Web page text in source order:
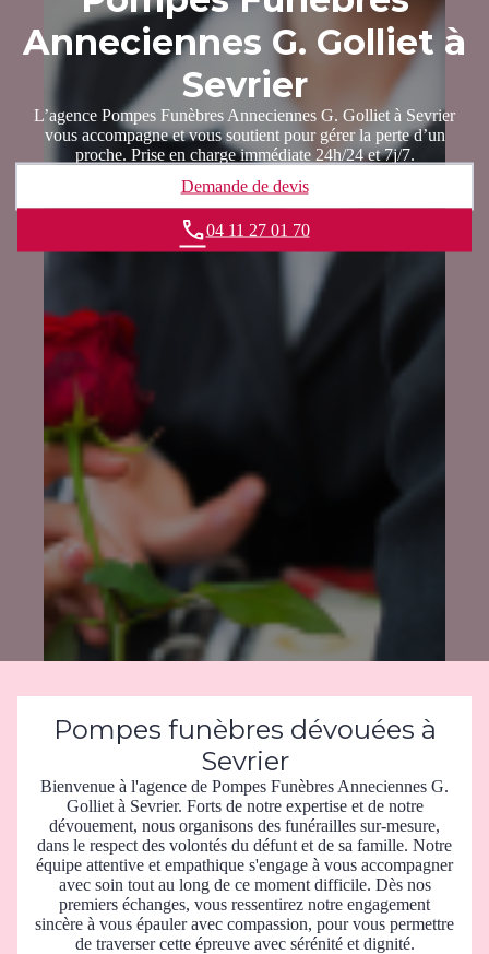
Anneciennes G. Golliet à
Sevrier
L’agence Pompes Funèbres Anneciennes G. Golliet à Sevrier
vous accompagne et vous soutient pour gérer la perte d’un
proche. Prise en charge immédiate 24h/24 et 7j/7.
Demande de devis
04 11 27 01 70
Pompes funèbres dévouées à
Sevrier
Bienvenue à l'agence de Pompes Funèbres Anneciennes G.
Golliet à Sevrier. Forts de notre expertise et de notre
dévouement, nous organisons des funérailles sur-mesure,
dans le respect des volontés du défunt et de sa famille. Notre
équipe attentive et empathique s'engage à vous accompagner
avec soin tout au long de ce moment difficile. Dès nos
premiers échanges, vous ressentirez notre engagement
sincère à vous épauler avec compassion, pour vous permettre
de traverser cette épreuve avec sérénité et dignité.